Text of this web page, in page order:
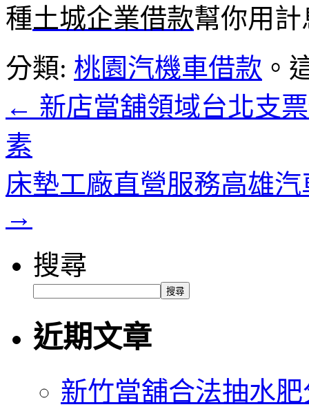
種土城企業借款幫你用
分類: 桃園汽機車借款 。
← 新店當舖領域台北支
素
床墊工廠直營服務高雄
→
搜尋
搜尋
近期文章
新竹當舖合法抽水